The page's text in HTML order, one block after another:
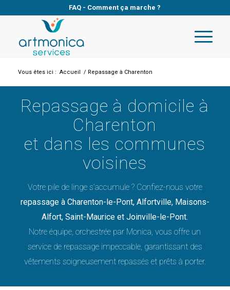
FAQ - Comment ça marche ?
Vous êtes ici : Accueil / Repassage à Charenton
Repassage à domicile à
Charenton
et dans les communes
voisines
Votre pile de linge s’accumule ? Confiez-nous votre
repassage à Charenton-le-Pont, Alfortville, Maisons-
Alfort, Saint-Maurice et Joinville-le-Pont.
Notre équipe, orchestrée par Monica, vous offre un
service de repassage impeccable, garantissant des
vêtements soigneusement repassés et prêts à porter.